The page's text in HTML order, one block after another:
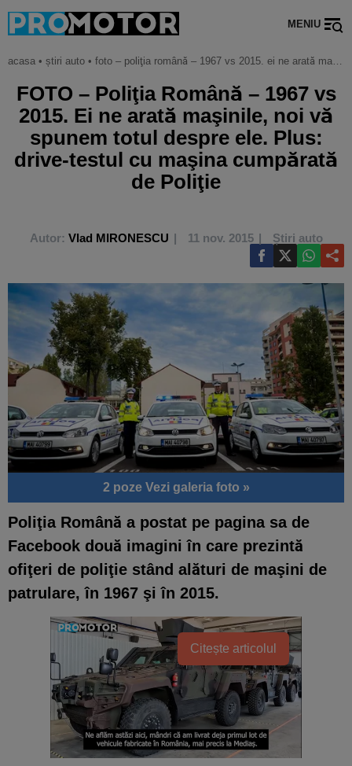
MENIU
acasa • știri auto • foto – poliţia română – 1967 vs 2015. ei ne arată maşinile, noi vă spunem totul despre ele. plus: drive-testul cu maşina cumpărată de poliţie
FOTO – Poliţia Română – 1967 vs
2015. Ei ne arată maşinile, noi vă
spunem totul despre ele. Plus:
drive-testul cu maşina cumpărată
de Poliţie
Autor: Vlad MIRONESCU 11 nov. 2015 Știri auto
2 poze Vezi galeria foto »
Poliţia Română a postat pe pagina sa de
Facebook două imagini în care prezintă
ofiţeri de poliţie stând alături de maşini de
patrulare, în 1967 şi în 2015.
Citește articolul